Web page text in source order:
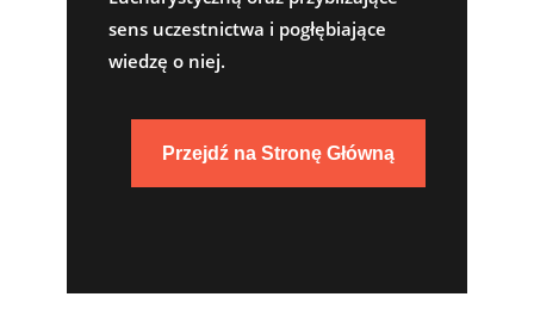
sens uczestnictwa i pogłębiające
wiedzę o niej.
Przejdź na Stronę Główną